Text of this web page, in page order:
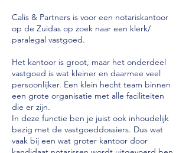
Calis & Partners is voor een notariskantoor
op de Zuidas op zoek naar een klerk/
paralegal vastgoed.
Het kantoor is groot, maar het onderdeel
vastgoed is wat kleiner en daarmee veel
persoonlijker. Een klein hecht team binnen
een grote organisatie met alle faciliteiten
die er zijn.
In deze functie ben je juist ook inhoudelijk
bezig met de vastgoeddossiers. Dus wat
vaak bij een wat groter kantoor door